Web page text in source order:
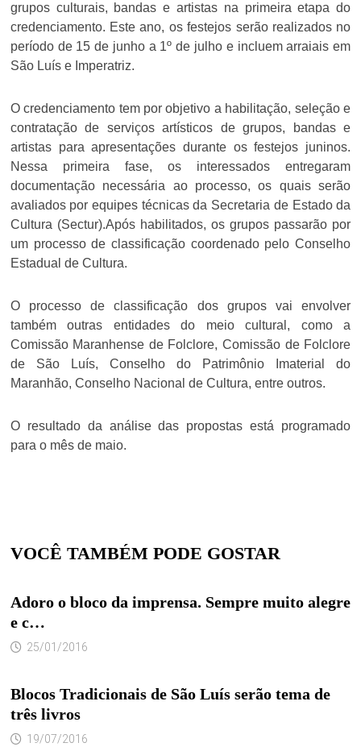
grupos culturais, bandas e artistas na primeira etapa do
credenciamento. Este ano, os festejos serão realizados no
período de 15 de junho a 1º de julho e incluem arraiais em
São Luís e Imperatriz.
O credenciamento tem por objetivo a habilitação, seleção e
contratação de serviços artísticos de grupos, bandas e
artistas para apresentações durante os festejos juninos.
Nessa primeira fase, os interessados entregaram
documentação necessária ao processo, os quais serão
avaliados por equipes técnicas da Secretaria de Estado da
Cultura (Sectur).Após habilitados, os grupos passarão por
um processo de classificação coordenado pelo Conselho
Estadual de Cultura.
O processo de classificação dos grupos vai envolver
também outras entidades do meio cultural, como a
Comissão Maranhense de Folclore, Comissão de Folclore
de São Luís, Conselho do Patrimônio Imaterial do
Maranhão, Conselho Nacional de Cultura, entre outros.
O resultado da análise das propostas está programado
para o mês de maio.
VOCÊ TAMBÉM PODE GOSTAR
Adoro o bloco da imprensa. Sempre muito alegre
e c…
25/01/2016
Blocos Tradicionais de São Luís serão tema de
três livros
19/07/2016